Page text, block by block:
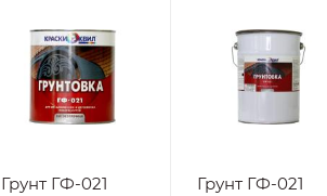
Грунт ГФ-021
Грунт ГФ-021